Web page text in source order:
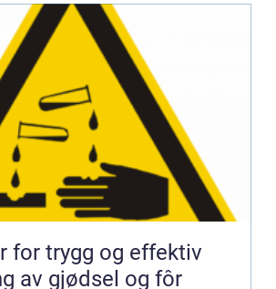
for trygg og effektiv
av gjødsel og fôr